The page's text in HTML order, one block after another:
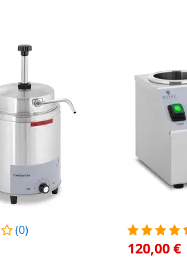
(0)
120,00 €